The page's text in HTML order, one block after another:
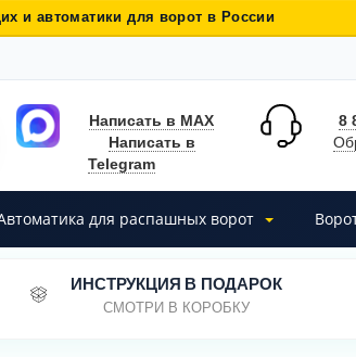
и автоматики для ворот в России
Написать в MAX
Написать в
Telegram
8
для распашных ворот
ИНСТРУКЦИЯ В ПОДАРОК
СМОТРИ В КОРОБКУ